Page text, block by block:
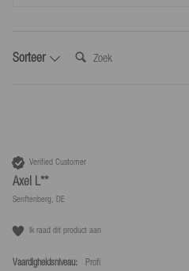
Sorteer Zoek:
Verified Customer
Axel L**
Senftenberg, DE
Ik raad dit product aan
Vaardigheidsniveau: Profi